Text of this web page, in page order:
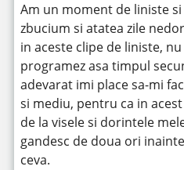
Am un moment de liniste
zbucium si atatea zile
in aceste clipe de liniste,
programez asa timpul
adevarat imi place sa-mi
si mediu, pentru ca in
de la visele si dorintele
gandesc de doua ori
ceva.